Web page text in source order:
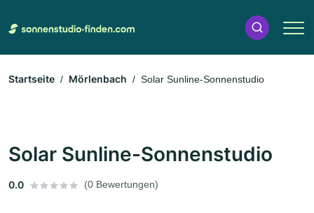
Startseite Mörlenbach Solar Sunline-Sonnenstudio
Solar Sunline-Sonnenstudio
0.0 (0 Bewertungen)